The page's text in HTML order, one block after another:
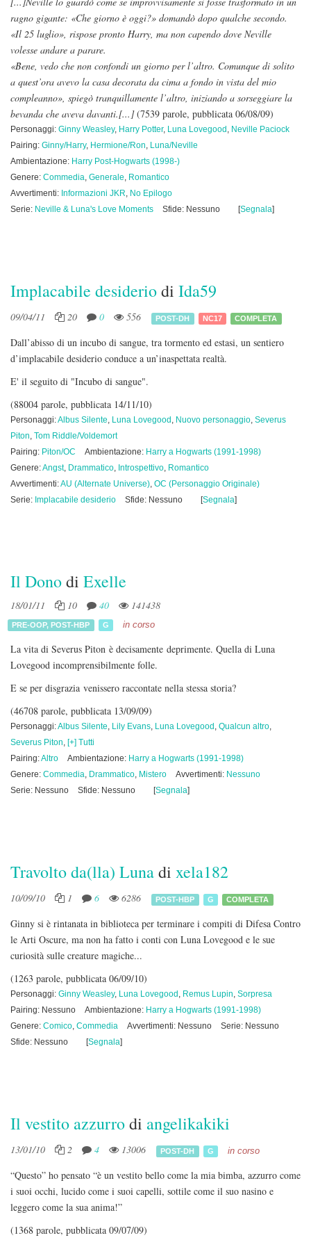
ragno gigante: «Che giorno è oggi?» domandò dopo qualche secondo.
«Il 25 luglio», rispose pronto Harry, ma non capendo dove Neville
volesse andare a parare.
«Bene, vedo che non confondi un giorno per l’altro. Comunque di solito
a quest’ora avevo la casa decorata da cima a fondo in vista del mio
compleanno», spiegò tranquillamente l’altro, iniziando a sorseggiare la
bevanda che aveva davanti.[...] (7539 parole, pubblicata 06/08/09)
Personaggi: Ginny Weasley, Harry Potter, Luna Lovegood , Neville Paciock
Pairing: Ginny/Harry, Hermione/Ron, Luna/Neville
Ambientazione: Harry Post-Hogwarts (1998-)
Genere: Commedia, Generale, Romantico
Avvertimenti: Informazioni JKR, No Epilogo
Serie: Neville & Luna's Love Moments Sfide: Nessuno [Segnala]
Implacabile desideriodi Ida59
09/04/11 20 0 556 POST-DH NC17 COMPLETA
Dall’abisso di un incubo di sangue, tra tormento ed estasi, un sentiero
d’implacabile desiderio conduce a un’inaspettata realtà.
E' il seguito di "Incubo di sangue".
(88004 parole, pubblicata 14/11/10)
Personaggi:Albus Silente, Luna Lovegood , Nuovo personaggio, Severus
Piton, Tom Riddle/Voldemort
Pairing: Piton/OC Ambientazione: Harry a Hogwarts (1991-1998)
Genere:Angst, Drammatico, Introspettivo, Romantico
Avvertimenti:AU (Alternate Universe), OC (Personaggio Originale)
Serie: Implacabile desiderio Sfide: Nessuno [Segnala]
Il Donodi Exelle
18/01/11 10 40 141438
PRE-OOP,POST-HBP G in corso
La vita di Severus Piton è decisamente deprimente. Quella di Luna
Lovegood incomprensibilmente folle.
E se per disgrazia venissero raccontate nella stessa storia?
(46708 parole, pubblicata 13/09/09)
Personaggi:Albus Silente, Lily Evans, Luna Lovegood , Qualcun altro,
Severus Piton, [+] Tutti
Pairing:Altro Ambientazione: Harry a Hogwarts (1991-1998)
Genere: Commedia, Drammatico, Mistero Avvertimenti: Nessuno
Serie: Nessuno
Sfide: Nessuno [Segnala]
Travolto da(lla) Lunadi xela182
10/09/10 1 6 6286 POST-HBP G COMPLETA
Ginny si è rintanata in biblioteca per terminare i compiti di Difesa Contro
le Arti Oscure, ma non ha fatto i conti con Luna Lovegood e le sue
curiosità sulle creature magiche...
(1263 parole, pubblicata 06/09/10)
Personaggi: Ginny Weasley, Luna Lovegood , Remus Lupin, Sorpresa
Pairing: Nessuno
Ambientazione: Harry a Hogwarts (1991-1998)
Genere: Comico, Commedia Avvertimenti: Nessuno
Serie: Nessuno
Sfide: Nessuno
[Segnala]
Il vestito azzurrodi angelikakiki
13/01/10 2 4 13006 POST-DH G in corso
“Questo” ho pensato “è un vestito bello come la mia bimba, azzurro come
i suoi occhi, lucido come i suoi capelli, sottile come il suo nasino e
leggero come la sua anima!”
(1368 parole, pubblicata 09/07/09)